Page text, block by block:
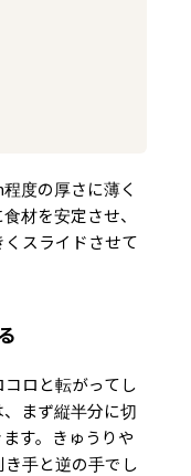
度の厚さに薄く
材を安定させ、
スライドさせて
ロと転がってし
まず縦半分に切
す。きゅうりや
手と逆の手でし